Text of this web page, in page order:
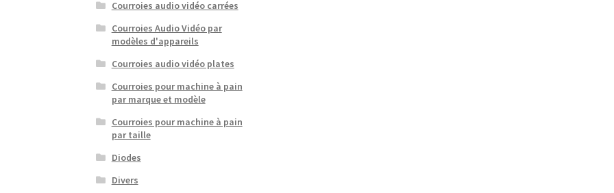
Courroies audio vidéo carrées
Courroies Audio Vidéo par
modèles d'appareils
Courroies audio vidéo plates
Courroies pour machine à pain
par marque et modèle
Courroies pour machine à pain
par taille
Diodes
Divers